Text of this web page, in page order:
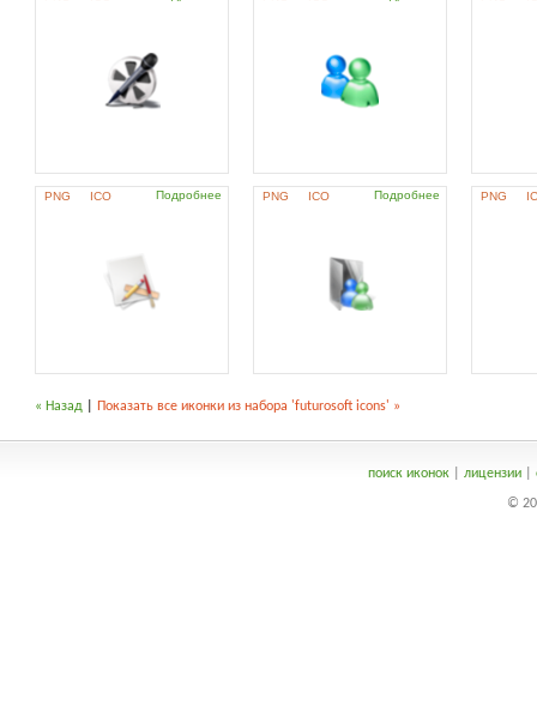
PNG ICO Подробнее PNG ICO Подробнее PNG
« Назад Показать все иконки из набора 'futurosoft icons' »
поиск иконок| лицензии|
©